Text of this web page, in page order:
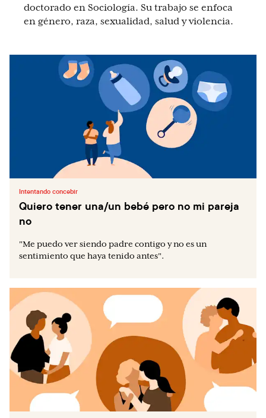
doctorado en Sociología. Su trabajo se enfoca
en género, raza, sexualidad, salud y violencia.
Intentando concebir
Quiero tener una/un bebé pero no mi pareja
no
"Me puedo ver siendo padre contigo y no es un
sentimiento que haya tenido antes".